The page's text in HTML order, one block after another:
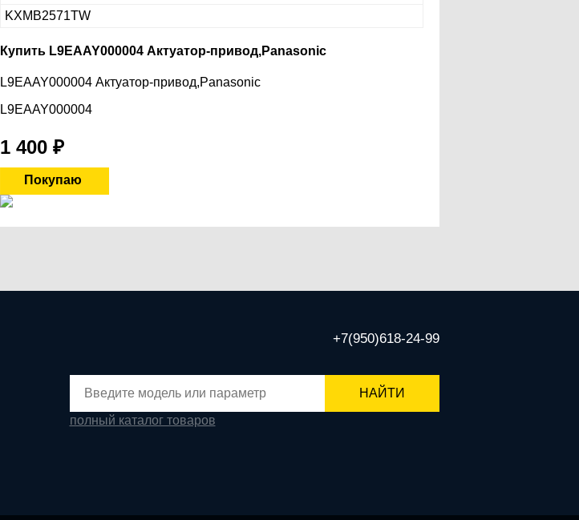
KXMB2571TW
Купить L9EAAY000004 Актуатор-привод,Panasonic
L9EAAY000004 Актуатор-привод,Panasonic
L9EAAY000004
1 400 ₽
+7(950)618-24-99
НАЙТИ
полный каталог товаров